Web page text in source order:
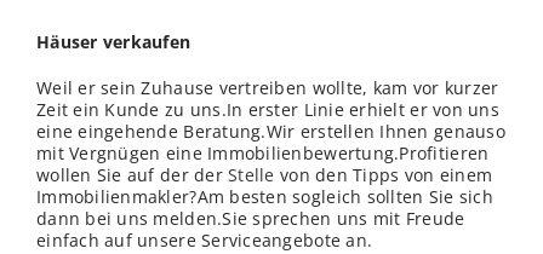
Häuser verkaufen
Weil er sein Zuhause vertreiben wollte, kam vor kurzer
Zeit ein Kunde zu uns.In erster Linie erhielt er von uns
eine eingehende Beratung.Wir erstellen Ihnen genauso
mit Vergnügen eine Immobilienbewertung.Profitieren
wollen Sie auf der derStelle von den Tipps von einem
Immobilienmakler?Am besten sogleich sollten Sie sich
dann bei uns melden.Sie sprechen uns mit Freude
einfach auf unsere Serviceangebote an.